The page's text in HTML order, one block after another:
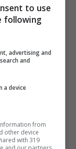
–
. Mentre la
lo scalo
si sollevano
del Regno
to use
following
advertising and
and
a device
from
other device
with 319